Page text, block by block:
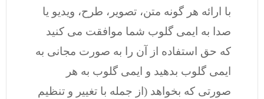
با ارائه هر گونه متن، تصویر، طرح، ویدیو یا
صدا به ایمی گلوب شما موافقت می کنید
که حق استفاده از آن را به صورت مجانی به
ایمی گلوب بدهید و ایمی گلوب به هر
صورتی که بخواهد (از جمله با تغییر و تنظیم